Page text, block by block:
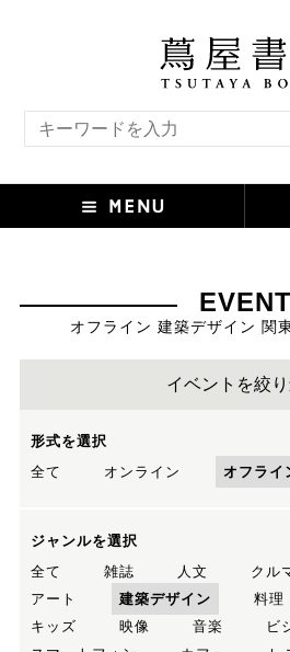
EVENT
オフライン 建築デザイン 関
イベントを絞
形式を選択
全て
オンライン オフライ
ジャンルを選択
全て
雑誌 人文
クル
アート
建築デザイン 料理
キッズ
映像 音楽
ビ